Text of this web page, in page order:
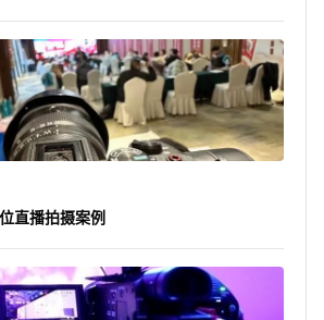
直播拍摄案例